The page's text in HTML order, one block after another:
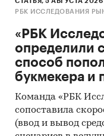
РБК ИССЛЕДОВАНИЯ
«РБК
определили
способ
букмекера и
Команда «РБК
сопоставила
(ввод и вывод